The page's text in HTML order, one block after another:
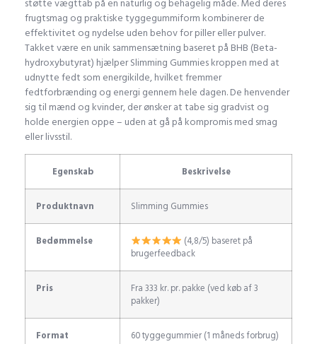
frugtsmag og praktiske tyggegummiform kombinerer de
effektivitet og nydelse uden behov for piller eller pulver.
Takket være en unik sammensætning baseret på BHB (Beta-
hydroxybutyrat) hjælper Slimming Gummies kroppen med at
udnytte fedt som energikilde, hvilket fremmer
fedtforbrænding og energi gennem hele dagen. De henvender
sig til mænd og kvinder, der ønsker at tabe sig gradvist og
holde energien oppe – uden at gå på kompromis med smag
eller livsstil.
Egenskab Beskrivelse
Produktnavn Slimming Gummies
Bedømmelse
(4,8/5) baseret på
brugerfeedback
Pris
Fra 333 kr. pr. pakke (ved køb af 3
pakker)
Format 60 tyggegummier (1 måneds forbrug)